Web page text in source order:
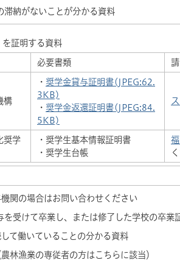
納がないことが分かる資料
証明する資料
必要書類
構
・ 奨学金貸与証明書(JPEG:62.
3KB)
・ 奨学金返還証明書(JPEG:84.
5KB)
奨学
・奨学生基本情報証明書
・奨学生台帳
関の場合はお問い合わせください
受けて卒業し、または修了した学校の卒業
て働いていることの分かる資料
林漁業の専従者の方はこちらに該当）